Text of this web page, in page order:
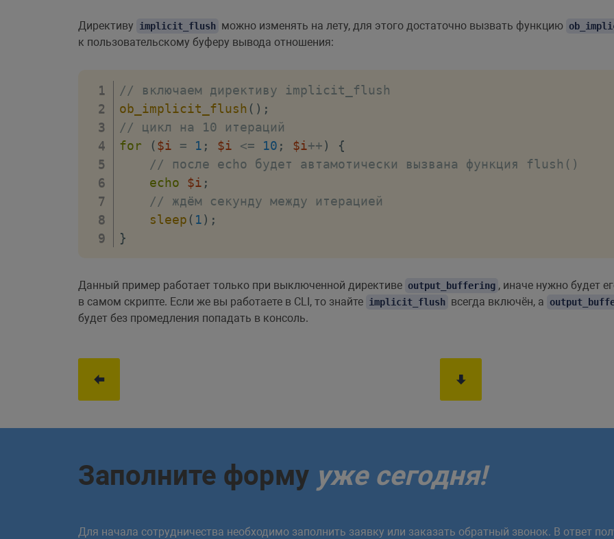
Директиву implicit_flush можно изменять на лету, для этого достаточно вызвать функцию
к пользовательскому буферу вывода отношения:
// включаем директиву implicit_flush
ob_implicit_flush ( ) ;
// цикл на 10 итераций
for
($i = 1 ; $i <= 10 ; $i++)
{
// после echo будет автамотически вызвана функция flush()
echo
$i ;
// ждём секунду между итерацией
sleep ( 1) ;
}
Данный пример работает только при выключенной директиве output_buffering , иначе нужно будет
в самом скрипте. Если же вы работаете в CLI, то знайте implicit_flush всегда включён, а
будет без промедления попадать в консоль.
Заполните форму уже сегодня!
Для начала сотрудничества необходимо заполнить заявку или заказать обратный звонок. В ответ